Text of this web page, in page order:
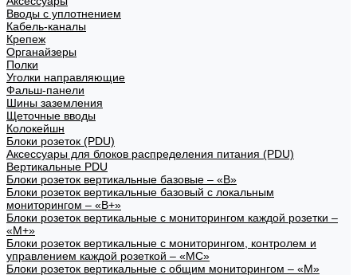
Вводы с уплотнением
Кабель-каналы
Крепеж
Органайзеры
Полки
Уголки направляющие
Фальш-панели
Шины заземления
Щеточные вводы
Колокейшн
Блоки розеток (PDU)
Аксессуары для блоков распределения питания (PDU)
Вертикальные PDU
Блоки розеток вертикальные базовые – «В»
Блоки розеток вертикальные базовый с локальным
мониторингом – «В+»
Блоки розеток вертикальные с мониторингом каждой розетки –
«М+»
Блоки розеток вертикальные с мониторингом, контролем и
управлением каждой розеткой – «МС»
Блоки розеток вертикальные с общим мониторингом – «М»